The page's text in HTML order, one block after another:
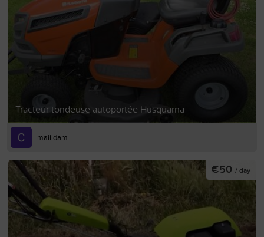
Tracteur tondeuse autoportée Husquarna
mailldam
€50 / day